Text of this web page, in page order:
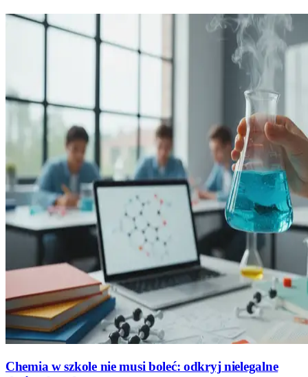
Chemia w szkole nie musi boleć: odkryj nielegalne